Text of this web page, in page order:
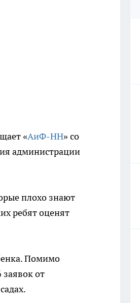
«АиФ-НН» со
администрации
плохо знают
ребят оценят
Помимо
от